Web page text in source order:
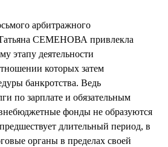
арбитражного
Татьяна СЕМЕНОВА привлекла
этапу деятельности
которых затем
банкротства. Ведь
по зарплате и обязательным
фонды не образуются
длительный период, в
органы в пределах своей